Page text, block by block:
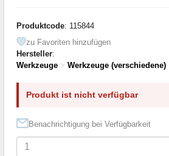
Produktcode: 115844
zu Favoriten hinzufügen
Hersteller:
Werkzeuge > Werkzeuge (verschiedene)
Produkt ist nicht verfügbar
Benachrichtigung bei Verfügbarkeit